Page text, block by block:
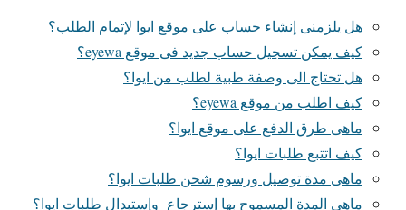
هل يلزمنى إنشاء حساب على موقع ايوا لإتمام الطلب؟
كيف يمكن تسجيل حساب جديد فى موقع eyewa؟
هل تحتاج الى وصفة طبية لطلب من ايوا؟
كيف اطلب من موقع eyewa؟
ماهى طرق الدفع على موقع ايوا؟
كيف اتتبع طلبات ايوا؟
ماهى مدة توصيل ورسوم شحن طلبات ايوا؟
ماهى المدة المسموح بها إسترجاع وإستبدال طلبات ايوا؟